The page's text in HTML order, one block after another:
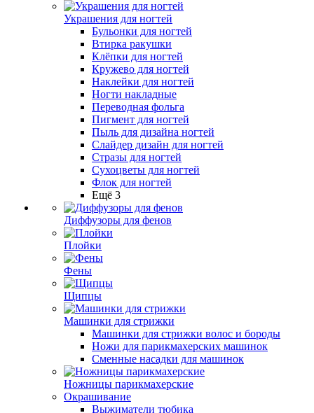
Украшения для ногтей
Бульонки для ногтей
Втирка ракушки
Клёпки для ногтей
Кружево для ногтей
Наклейки для ногтей
Ногти накладные
Переводная фольга
Пигмент для ногтей
Пыль для дизайна ногтей
Слайдер дизайн для ногтей
Стразы для ногтей
Сухоцветы для ногтей
Флок для ногтей
Ещё 3
Диффузоры для фенов
Плойки
Фены
Щипцы
Машинки для стрижки
Машинки для стрижки волос и бороды
Ножи для парикмахерских машинок
Сменные насадки для машинок
Ножницы парикмахерские
Окрашивание
Выжиматели тюбика